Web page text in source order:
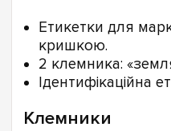
Етикетки для
кришкою.
2 клемника:
Ідентифікаційна
Клемники